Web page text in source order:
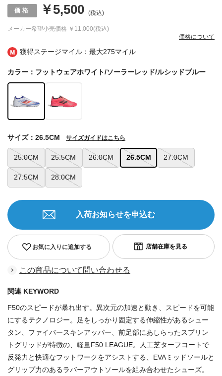
獲得ステージマイル：最大275マイル
メーカー希望小売価格 ￥11,000(税込)
￥5,500 (税込)
価格について
カラー：フットウェアホワイト/ソーラーレッド/ルシッドブルー
25.0CM 25.5CM 26.0CM 26.5CM 27.0CM
27.5CM 28.0CM
サイズ：26.5CM サイズガイドはこちら
お気に入りに追加する
入荷お知らせを申込む
この商品について問い合わせる
関連 KEYWORD
F50のスピードが暴れ出す。異次元の加速と動き、スピードを可能
にするテクノロジー。足をしっかり固定する伸縮性があるシュー
タン、ファイバースキンアッパー、前足部にあしらったスプリン
トグリッドが特徴の、軽量F50 LEAGUE。人工芝ターフコートで
反発力と快適なフットワークをアシストする、EVAミッドソールと
グリップ力のあるラバーアウトソールを組み合わせたシューズ。